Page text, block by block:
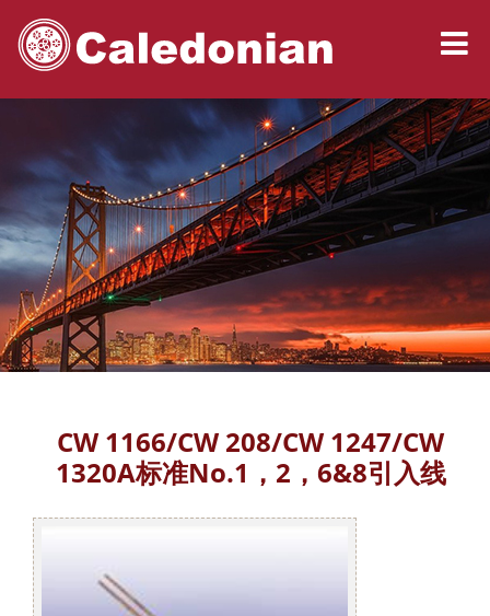
CW 1166/CW 208/CW 1247/CW
1320A标准No.1，2，6&8引入线